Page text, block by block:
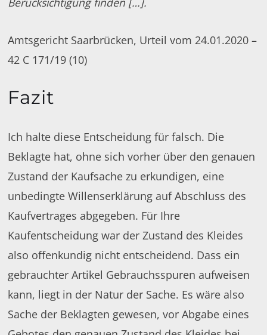
Amtsgericht Saarbrücken, Urteil vom 24.01.2020 –
42 C 171/19 (10)
Fazit
Ich halte diese Entscheidung für falsch. Die
Beklagte hat, ohne sich vorher über den genauen
Zustand der Kaufsache zu erkundigen, eine
unbedingte Willenserklärung auf Abschluss des
Kaufvertrages abgegeben. Für Ihre
Kaufentscheidung war der Zustand des Kleides
also offenkundig nicht entscheidend. Dass ein
gebrauchter Artikel Gebrauchsspuren aufweisen
kann, liegt in der Natur der Sache. Es wäre also
Sache der Beklagten gewesen, vor Abgabe eines